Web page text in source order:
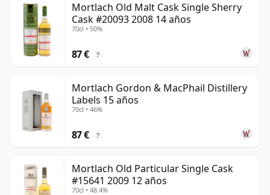
Mortlach Old Malt Cask Single Sherry
Cask #20093 2008 14 años
70cl • 50%
87 € ?
Mortlach Gordon & MacPhail Distillery
Labels 15 años
70cl • 46%
87 € ?
Mortlach Old Particular Single Cask
#15641 2009 12 años
70cl • 48.4%